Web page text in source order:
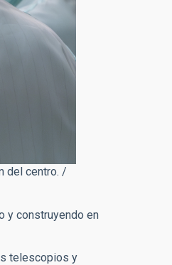
del centro. /
y construyendo en
telescopios y